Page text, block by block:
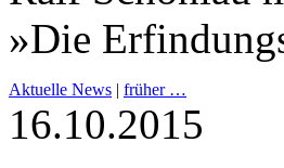
»Die
Aktuelle News | früher …
16.10.2015